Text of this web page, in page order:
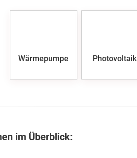
Wärmepumpe Photovoltaik
im Überblick: